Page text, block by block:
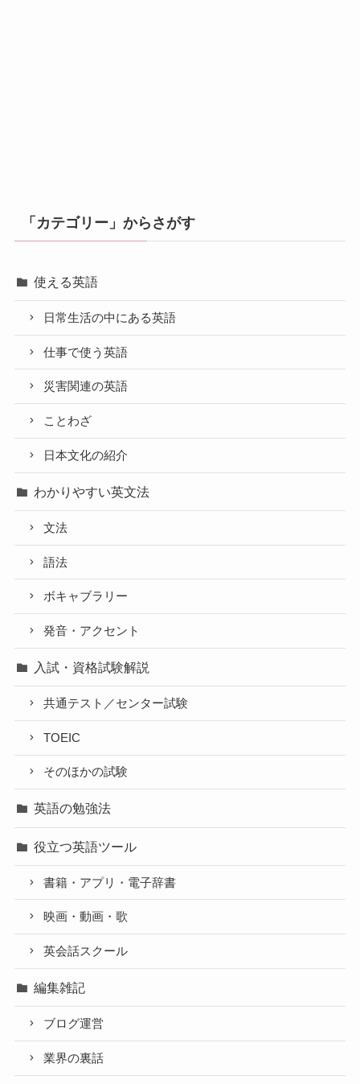
「カテゴリー」からさがす
使える英語
日常生活の中にある英語
仕事で使う英語
災害関連の英語
ことわざ
日本文化の紹介
わかりやすい英文法
文法
語法
ボキャブラリー
発音・アクセント
入試・資格試験解説
共通テスト／センター試験
TOEIC
そのほかの試験
英語の勉強法
役立つ英語ツール
書籍・アプリ・電子辞書
映画・動画・歌
英会話スクール
編集雑記
ブログ運営
業界の裏話